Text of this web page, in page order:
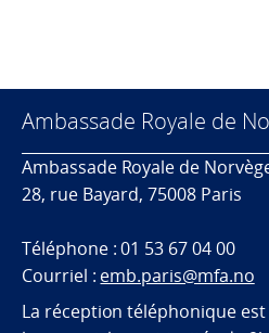
Ambassade Royale de
Ambassade Royale de
28, rue Bayard, 75008 Paris
Téléphone : 01 53 67 04 00
Courriel : emb.paris@mfa.no
La réception téléphonique